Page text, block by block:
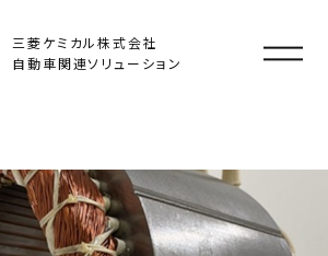
三菱ケミカル株式会社
自動車関連ソリューション